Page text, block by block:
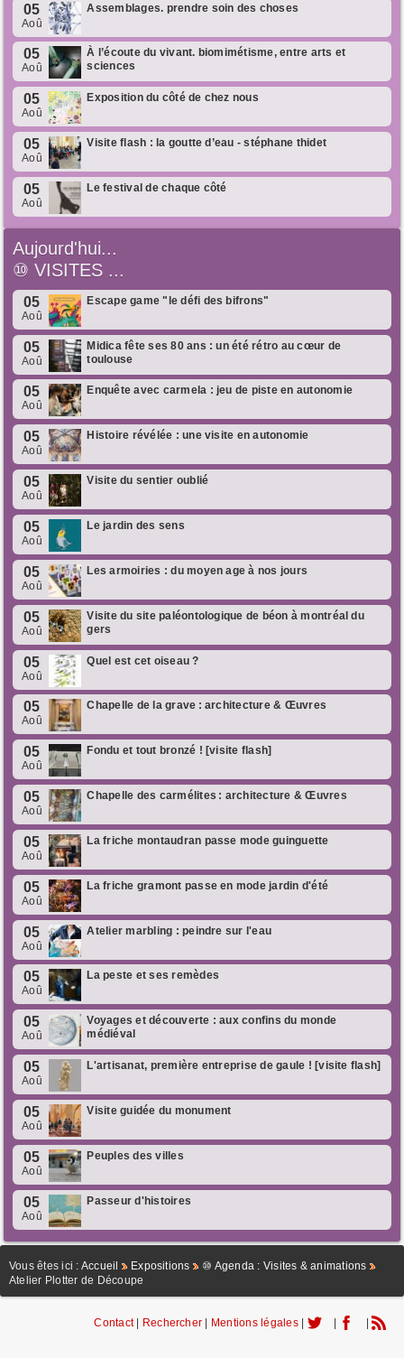
05
Aoû
Assemblages. prendre soin des choses
05
Aoû
À l’écoute du vivant. biomimétisme, entre arts et
sciences
05
Aoû
Exposition du côté de chez nous
05
Aoû
Visite flash : la goutte d’eau - stéphane thidet
05
Aoû
Le festival de chaque côté
Aujourd'hui...
⑩VISITES ...
05
Aoû
Escape game "le défi des bifrons"
05
Aoû
Midica fête ses 80 ans : un été rétro au cœur de
toulouse
05
Aoû
Enquête avec carmela : jeu de piste en autonomie
05
Aoû
Histoire révélée : une visite en autonomie
05
Aoû
Visite du sentier oublié
05
Aoû
Le jardin des sens
05
Aoû
Les armoiries : du moyen age à nos jours
05
Aoû
Visite du site paléontologique de béon à montréal du
gers
05
Aoû
Quel est cet oiseau ?
05
Aoû
Chapelle de la grave : architecture & Œuvres
05
Aoû
Fondu et tout bronzé ! [visite flash]
05
Aoû
Chapelle des carmélites : architecture & Œuvres
05
Aoû
La friche montaudran passe mode guinguette
05
Aoû
La friche gramont passe en mode jardin d'été
05
Aoû
Atelier marbling : peindre sur l'eau
05
Aoû
La peste et ses remèdes
05
Aoû
Voyages et découverte : aux confins du monde
médiéval
05
Aoû
L'artisanat, première entreprise de gaule ! [visite flash]
05
Aoû
Visite guidée du monument
05
Aoû
Peuples des villes
05
Aoû
Passeur d'histoires
Vous êtes ici : Accueil Expositions
⑩ Agenda : Visites & animations
Atelier Plotter de Découpe
Contact| Rechercher | Mentions légales| | |